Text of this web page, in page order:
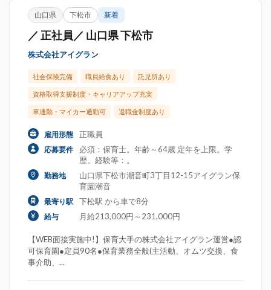
山口県 下松市 新着
／ 正社員／ 山口県 下松市
株式会社アイグラン
社会保険完備 職員給食あり 託児所あり
資格取得支援制度・キャリアアップ充実
車通勤・マイカー通勤可 退職金制度あり
雇用形態 正職員
応募要件
必須：保育士。年齢～64歳 定年を上限。学
歴。経験等：。
勤務地
山口県下松市潮音町3丁目12-15アイグラン保
育園潮音
最寄り駅 下松駅 から車で8分
給与 月給213,000円～231,000円
【WEB面接実施中!】保育大手の株式会社アイグラン運営●認
可保育園●定員90名●保育業務全般(主活動、オムツ交換、食
事介助、...